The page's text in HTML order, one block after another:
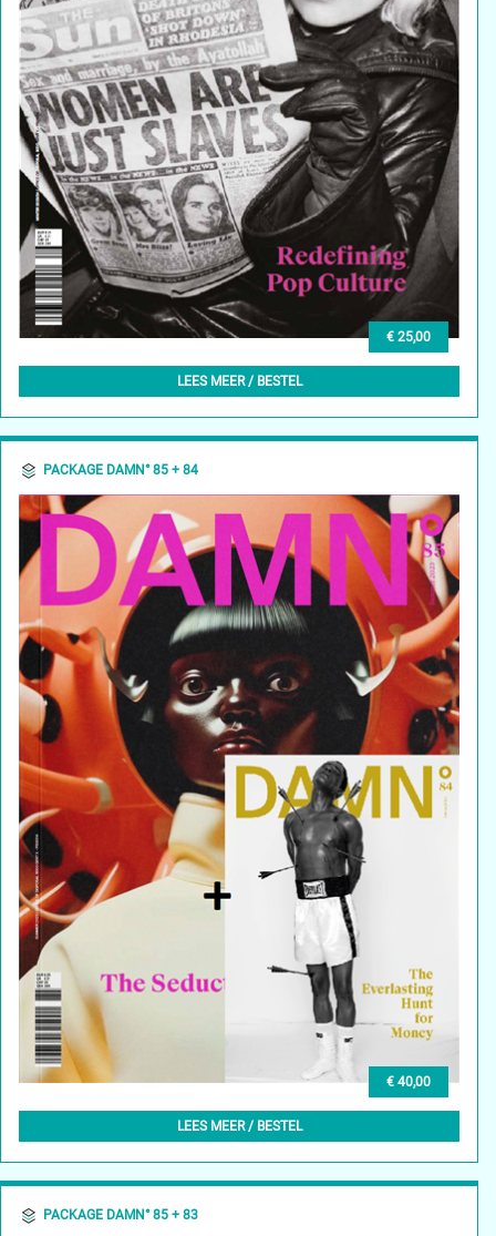
€ 25,00
DAMN° 86 - WINTER 2023
LEES MEER / BESTEL
PACKAGE DAMN° 85 + 84
€ 40,00
DAMN° 85 - SUMMER 2023 + DAMN° 84 - SPRING 2023
LEES MEER / BESTEL
PACKAGE DAMN° 85 + 83